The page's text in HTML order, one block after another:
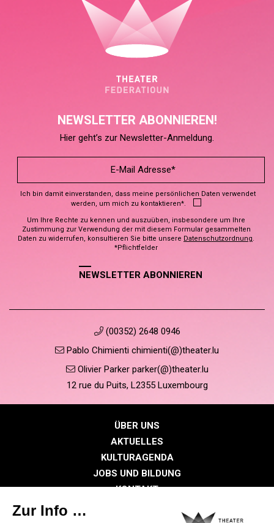
NEWSLETTER ABONNIEREN!
Hier geht’s zur Newsletter-Anmeldung.
Ich bin damit einverstanden, dass meine persönlichen Daten verwendet
werden, um mich zu kontaktieren*.
Um Ihre Rechte zu kennen und auszuüben, insbesondere um Ihre
Zustimmung zur Verwendung der mit diesem Formular gesammelten
Daten zu widerrufen, konsultieren Sie bitte unsere Datenschutzordnung.
*Pflichtfelder
NEWSLETTER ABONNIEREN
(00352) 2648 0946
Pablo Chimienti chimienti(@)theater.lu
Olivier Parker parker(@)theater.lu
12 rue du Puits, L2355 Luxembourg
ÜBER UNS
AKTUELLES
KULTURAGENDA
JOBS UND BILDUNG
KONTAKT